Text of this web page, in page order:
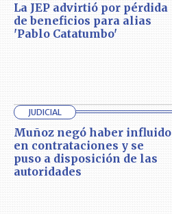
La JEP advirtió por pérdida
de beneficios para alias
'Pablo Catatumbo'
JUDICIAL
Muñoz negó haber influido
en contrataciones y se
puso a disposición de las
autoridades